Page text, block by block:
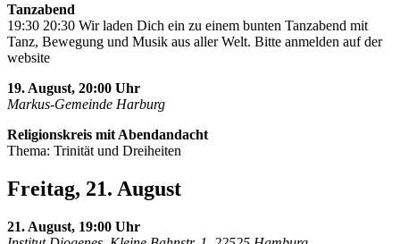
Tanzabend
19:30 20:30 Wir laden Dich ein zu einem bunten Tanzabend mit
Tanz, Bewegung und Musik aus aller Welt. Bitte anmelden auf der
website
19. August, 20:00 Uhr
Markus-Gemeinde Harburg
Religionskreis mit Abendandacht
Thema: Trinität und Dreiheiten
Freitag, 21. August
21. August, 19:00 Uhr